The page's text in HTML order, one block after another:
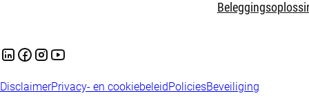
DisclaimerPrivacy- en cookiebeleid PoliciesBeveiliging